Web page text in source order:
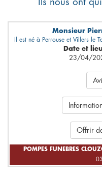
Monsieur
Il est né à Perrouse et Villers le
Date et
23/04/
Offrir
POMPES FUNEBRES